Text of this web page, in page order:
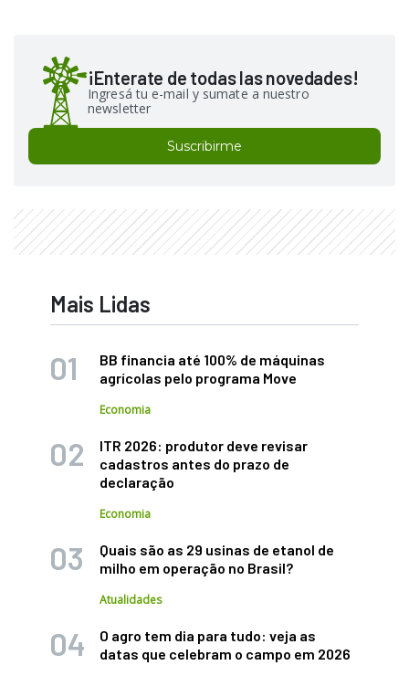
¡Enterate de todas las novedades!
Ingresá tu e-mail y sumate a nuestro
newsletter
Suscribirme
Mais Lidas
BB financia até 100% de máquinas
agrícolas pelo programa Move
Economia
ITR 2026: produtor deve revisar
cadastros antes do prazo de
declaração
Economia
Quais são as 29 usinas de etanol de
milho em operação no Brasil?
Atualidades
O agro tem dia para tudo: veja as
datas que celebram o campo em 2026